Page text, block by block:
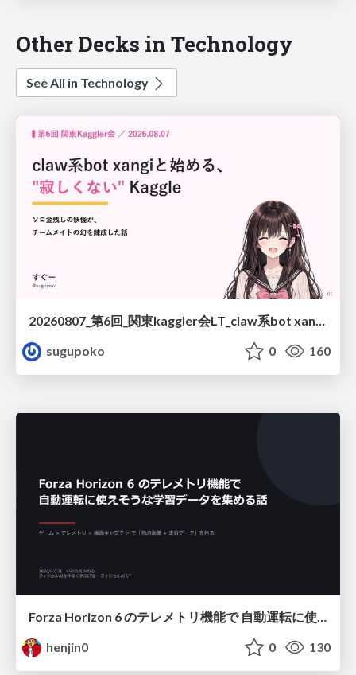
Other Decks in Technology
See All in Technology
sugupoko
0 160
Forza Horizon 6 のテレメトリ機能で 自動運転に使えそうな学習データを集める話
henjin0
0 130